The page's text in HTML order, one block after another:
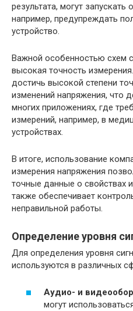
результата, могут
например, предупреждать
устройство.
Важной особенностью схем
высокая точность
достичь высокой степени
изменений напряжения, что
многих приложениях, где
измерений, например, в
устройствах.
В итоге, использование
измерения напряжения
точные данные о свойствах
также обеспечивает
неправильной работы.
Определение уровня
Для определения уровня
используются в различных
Аудио- и
могут